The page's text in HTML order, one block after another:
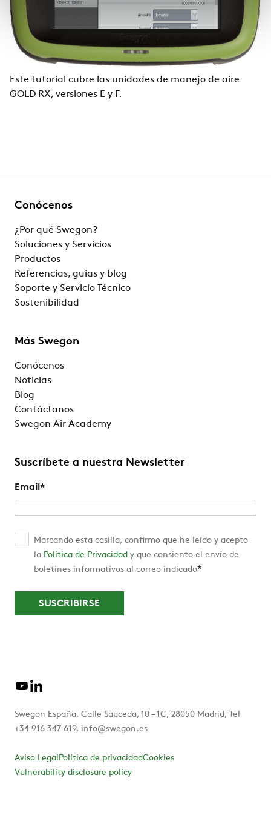
Este tutorial cubre las unidades de manejo de aire
GOLD RX, versiones E y F.
Conócenos
¿Por qué Swegon?
Soluciones y Servicios
Productos
Referencias, guías y blog
Soporte y Servicio Técnico
Sostenibilidad
Más Swegon
Conócenos
Noticias
Blog
Contáctanos
Swegon Air Academy
Suscríbete a nuestra Newsletter
Email *
Marcando esta casilla, confirmo que he leído y acepto
la Política de Privacidad y que consiento el envío de
boletines informativos al correo indicado*
Swegon España, Calle Sauceda, 10 – 1C, 28050 Madrid, Tel
+34 916 347 619, info@swegon.es
Aviso LegalPolítica de privacidadCookies
Vulnerability disclosure policy